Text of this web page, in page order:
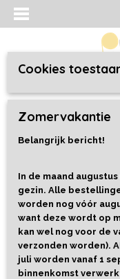
Scrunchie Banana
Cookies
Zomervakantie
Belangrijk bericht!
In de maand
gezin. Alle
worden nog vóór
want deze wordt op
kan wel nog voor de
verzonden worden).
juli worden vanaf 1
binnenkomst